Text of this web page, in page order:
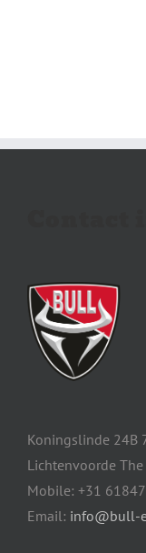
Koningslinde 24B
Lichtenvoorde
Mobile: +31
Email: info@bull-